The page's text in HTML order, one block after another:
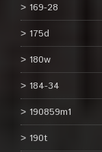
169-28
175d
180w
184-34
190859m1
190t